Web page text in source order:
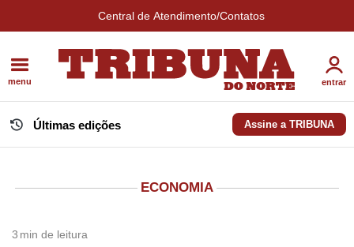
Central de Atendimento/Contatos
menu entrar
Últimas edições Assine a TRIBUNA
ECONOMIA
3 min de leitura